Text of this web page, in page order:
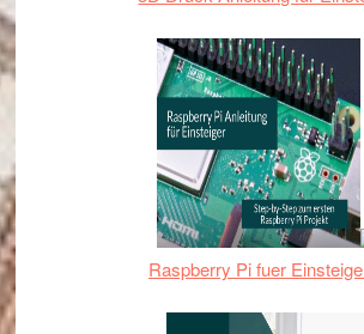
Raspberry Pi fuer